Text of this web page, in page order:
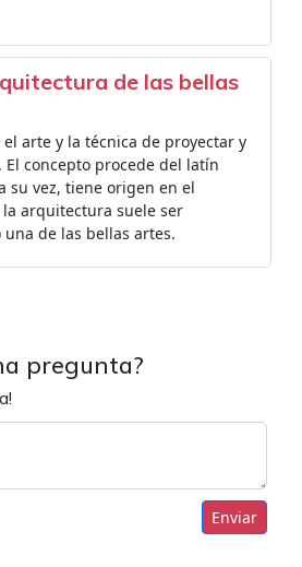
de las bellas
arte y la técnica de proyectar y
concepto procede del latín
su vez, tiene origen en el
la arquitectura suele ser
de las bellas artes.
pregunta?
Enviar